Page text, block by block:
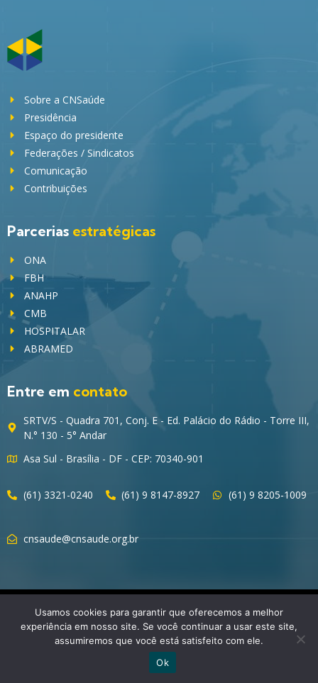
Sobre a CNSaúde
Presidência
Espaço do presidente
Federações / Sindicatos
Comunicação
Contribuições
Parcerias estratégicas
ONA
FBH
ANAHP
CMB
HOSPITALAR
ABRAMED
Entre em contato
SRTV/S - Quadra 701, Conj. E - Ed. Palácio do Rádio - Torre III,
N.° 130 - 5° Andar
Asa Sul - Brasília - DF - CEP: 70340-901
(61) 3321-0240 (61) 9 8147-8927 (61) 9 8205-1009
cnsaude@cnsaude.org.br
Usamos cookies para garantir que oferecemos a melhor
experiência em nosso site. Se você continuar a usar este site,
assumiremos que você está satisfeito com ele.
Ok